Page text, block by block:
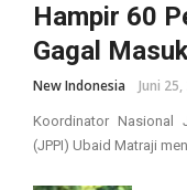
Hampir 60
Gagal
New Indonesia Juni 25,
Koordinator Nasional
(JPPI) Ubaid Matraji